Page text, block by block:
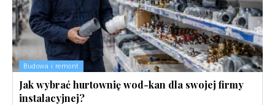
Budowa i remont
Jak wybrać hurtownię wod-kan dla swojej firmy
instalacyjnej?